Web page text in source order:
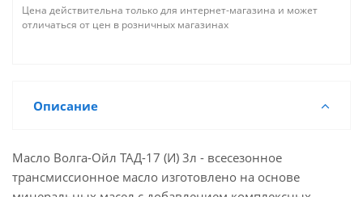
Цена действительна только для интернет-магазина и может
отличаться от цен в розничных магазинах
Описание
Масло Волга-Ойл ТАД-17 (И) 3л - всесезонное
трансмиссионное масло изготовлено на основе